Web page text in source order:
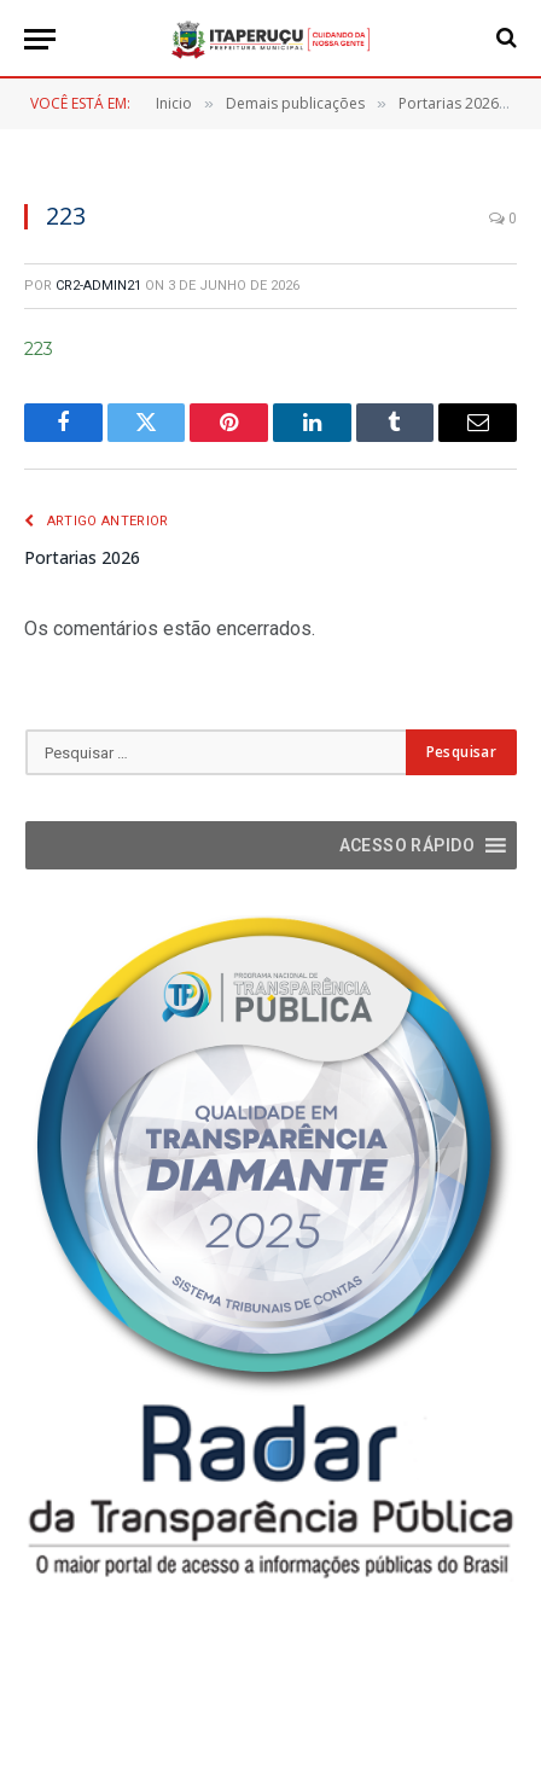
VOCÊ ESTÁ EM: Inicio » Demais publicações » Portarias 2026
223 0
POR CR2-ADMIN21 ON 3 DE JUNHO DE 2026
223
FacebookTwitter Pinterest LinkedInTumblr
E-
ARTIGO ANTERIOR
Portarias 2026
Os comentários estão encerrados.
ACESSO RÁPIDO